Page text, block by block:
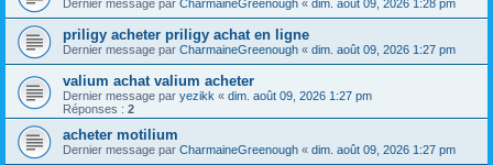
Dernier message par CharmaineGreenough « dim. août 09, 2026 1:28 pm
priligy acheter priligy achat en ligne
Dernier message par CharmaineGreenough « dim. août 09, 2026 1:27 pm
valium achat valium acheter
Dernier message par yezikk « dim. août 09, 2026 1:27 pm
Réponses : 2
acheter motilium
Dernier message par CharmaineGreenough « dim. août 09, 2026 1:27 pm